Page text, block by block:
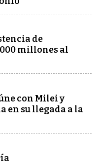
de
millones al
con Milei y
en su llegada a la